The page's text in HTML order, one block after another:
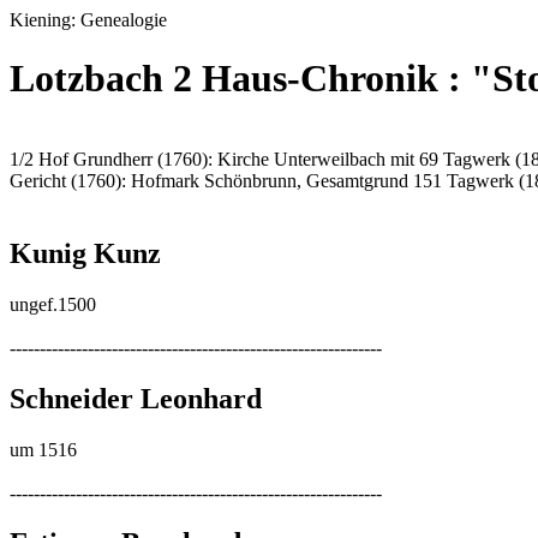
Kiening: Genealogie
Lotzbach 2 Haus-Chronik :
1/2 Hof Grundherr (1760): Kirche Unterweilbach mit 69 Tagwerk
Gericht (1760): Hofmark Schönbrunn, Gesamtgrund 151 Tagwerk
Kunig Kunz
ungef.1500
--------------------------------------------------------------
Schneider Leonhard
um 1516
--------------------------------------------------------------